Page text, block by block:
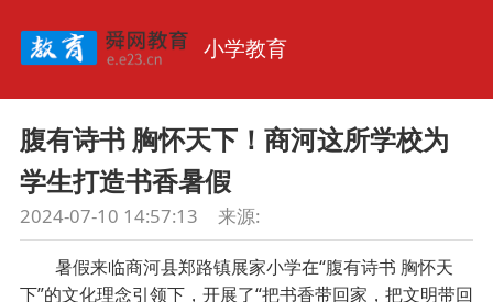
小学教育
腹有诗书 胸怀天下！商河这所学校为
学生打造书香暑假
2024-07-10 14:57:13 来源:
暑假来临商河县郑路镇展家小学在“腹有诗书 胸怀天
下”的文化理念引领下，开展了“把书香带回家，把文明带回